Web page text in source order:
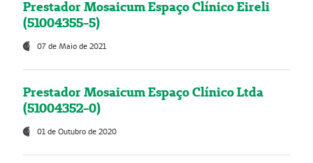
Prestador Mosaicum Espaço Clínico Eireli
(51004355-5)
07 de Maio de 2021
Prestador Mosaicum Espaço Clínico Ltda
(51004352-0)
01 de Outubro de 2020